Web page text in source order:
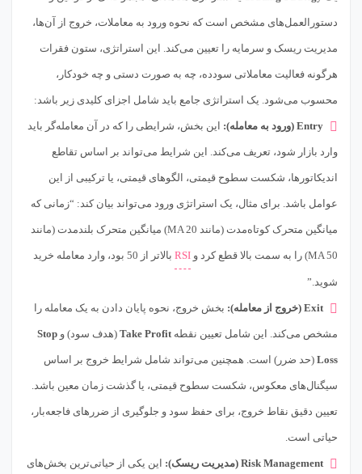
دستورالعمل‌های مشخص است که نحوه ورود به معاملات، خروج از آن‌ها،
مدیریت ریسک و سرمایه را تعیین می‌کند. این استراتژی، ستون فقرات
هرگونه فعالیت معاملاتی سودده، چه به صورت دستی و چه خودکار،
محسوب می‌شود. یک استراتژی جامع باید شامل اجزای کلیدی زیر باشد:
Entry (ورود به معامله): این بخش، شرایطی را که در آن معامله‌گر باید
وارد بازار شود، تعریف می‌کند. این شرایط می‌تواند بر اساس تقاطع
اندیکاتورها، شکست سطوح قیمتی، الگوهای قیمتی، یا ترکیبی از این
عوامل باشد. برای مثال، یک استراتژی ورود می‌تواند بیان کند: “زمانی که
میانگین متحرک کوتاه‌مدت (مانند MA 20) میانگین متحرک بلندمدت (مانند
MA 50) را به سمت بالا قطع کرد و RSI بالاتر از 50 بود، وارد معامله خرید
شوید.”
Exit (خروج از معامله): بخش خروج، نحوه پایان دادن به یک معامله را
مشخص می‌کند. این شامل تعیین نقطهTake Profit (هدف سود) و Stop
Loss (حد ضرر) است. همچنین می‌تواند شامل شرایط خروج بر اساس
سیگنال‌های معکوس، شکست سطوح قیمتی، یا گذشت زمان معین باشد.
تعیین دقیق نقاط خروج، برای حفظ سود و جلوگیری از ضررهای فاجعه‌بار،
حیاتی است.
Risk Management (مدیریت ریسک): این یکی از حیاتی‌ترین بخش‌های